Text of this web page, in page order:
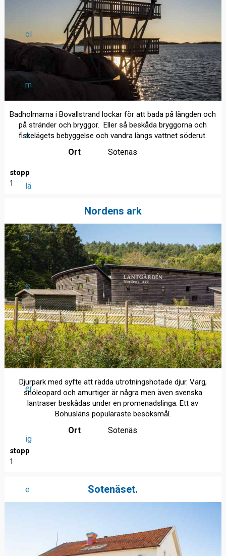
ol
m
s
lä
n
S
v
er
ig
e
Badholmarna i Bovallstrand lockar för att bada på längden och
på stränder och bryggor. Eller så beskåda bryggorna och
fiskelägets bebyggelse och vandra längs vattnet söderut.
Ort Sotenäs
stopp
1
Nordens ark
Djurpark med syfte att rädda utrotningshotade djur. Varg,
snöleopard och amurtiger är några men även svenska
lantraser beskådas under en promenadslinga. Ett av
Bohusläns populäraste besöksmål.
Ort Sotenäs
stopp
1
Sotenäset.